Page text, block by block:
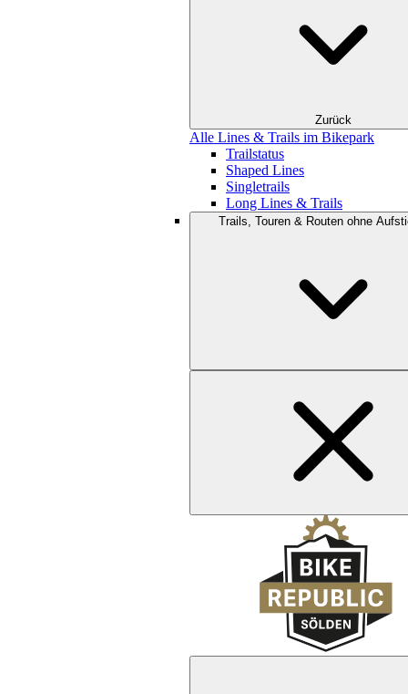
Zurück
Alle Lines & Trails im Bikepark
Trailstatus
Shaped Lines
Singletrails
Long Lines & Trails
Trails, Touren & Routen ohne